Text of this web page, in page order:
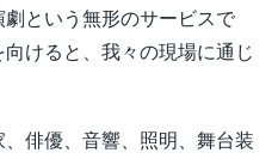
という無形のサービスで
けると、我々の現場に通じ
俳優、音響、照明、舞台装